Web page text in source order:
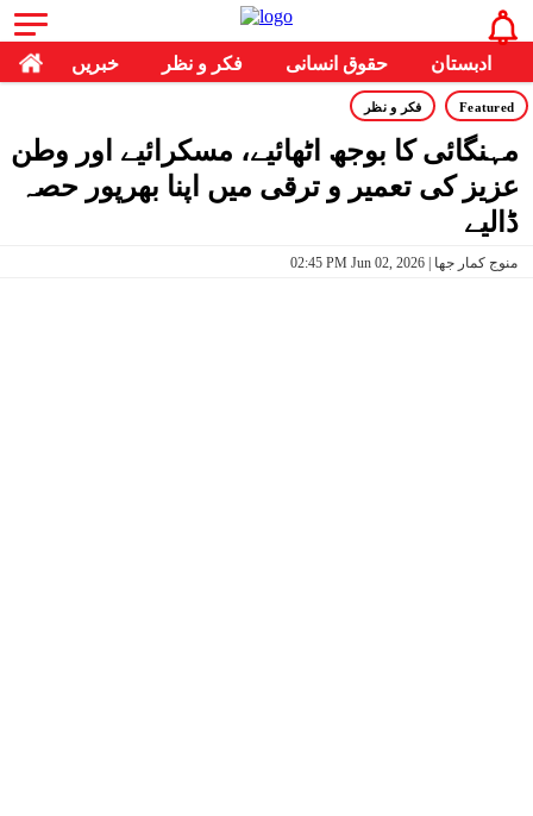
خبریں فکر و نظر حقوق انسانی ادبستان
Featured فکر و نظر
مہنگائی کا بوجھ اٹھائیے، مسکرائیے اور وطن
عزیز کی تعمیر و ترقی میں اپنا بھرپور حصہ
ڈالیے
02:45 PM Jun 02, 2026 | منوج کمار جھا